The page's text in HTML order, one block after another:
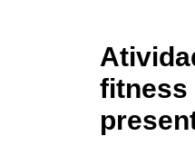
fitness